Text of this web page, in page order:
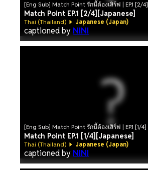
[Eng Sub] Match Point รักนี้ต้องเสิร์ฟ | EP.1 [2/4]
Match Point EP.1 [2/4][Japanese]
Thai (Thailand) Japanese (Japan)
captioned by NINI
[Eng Sub] Match Point รักนี้ต้องเสิร์ฟ | EP.1 [1/4]
Match Point EP.1 [1/4][Japanese]
Thai (Thailand) Japanese (Japan)
captioned by NINI